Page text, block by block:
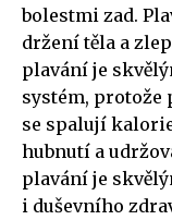
bolestmi zad.
držení těla a
plavání je
systém, protože
se spalují
hubnutí a
plavání je
i duševního